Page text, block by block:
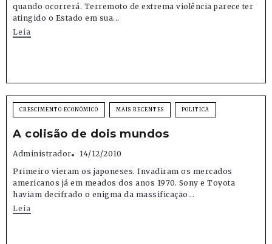
quando ocorrerá. Terremoto de extrema violência parece ter
atingido o Estado em sua...
Leia
CRESCIMENTO ECONÔMICO MAIS RECENTES POLITICA
A colisão de dois mundos
Administrador
14/12/2010
Primeiro vieram os japoneses. Invadiram os mercados
americanos já em meados dos anos 1970. Sony e Toyota
haviam decifrado o enigma da massificação...
Leia